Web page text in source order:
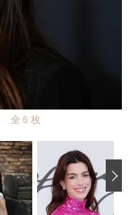
全 6 枚